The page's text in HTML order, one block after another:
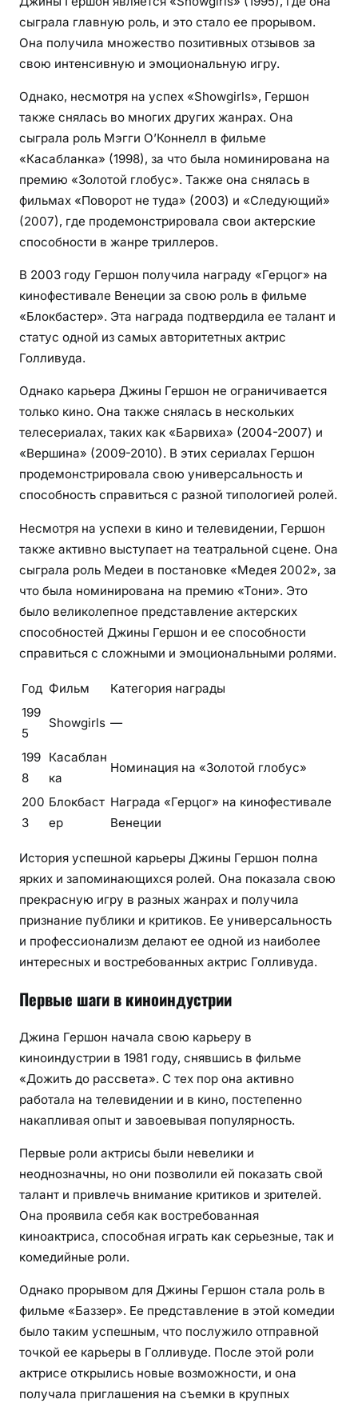
сыграла главную роль, и это стало ее прорывом.
Она получила множество позитивных отзывов за
свою интенсивную и эмоциональную игру.
Однако, несмотря на успех «Showgirls», Гершон
также снялась во многих других жанрах. Она
сыграла роль Мэгги О’Коннелл в фильме
«Касабланка» (1998), за что была номинирована на
премию «Золотой глобус». Также она снялась в
фильмах «Поворот не туда» (2003) и «Следующий»
(2007), где продемонстрировала свои актерские
способности в жанре триллеров.
В 2003 году Гершон получила награду «Герцог» на
кинофестивале Венеции за свою роль в фильме
«Блокбастер». Эта награда подтвердила ее талант и
статус одной из самых авторитетных актрис
Голливуда.
Однако карьера Джины Гершон не ограничивается
только кино. Она также снялась в нескольких
телесериалах, таких как «Барвиха» (2004-2007) и
«Вершина» (2009-2010). В этих сериалах Гершон
продемонстрировала свою универсальность и
способность справиться с разной типологией ролей.
Несмотря на успехи в кино и телевидении, Гершон
также активно выступает на театральной сцене. Она
сыграла роль Медеи в постановке «Медея 2002», за
что была номинирована на премию «Тони». Это
было великолепное представление актерских
способностей Джины Гершон и ее способности
справиться с сложными и эмоциональными ролями.
Год Фильм
Категория награды
199
5
Showgirls —
199
8
Касаблан
ка
Номинация на «Золотой глобус»
200
3
Блокбаст
ер
Награда «Герцог» на кинофестивале
Венеции
История успешной карьеры Джины Гершон полна
ярких и запоминающихся ролей. Она показала свою
прекрасную игру в разных жанрах и получила
признание публики и критиков. Ее универсальность
и профессионализм делают ее одной из наиболее
интересных и востребованных актрис Голливуда.
Первые шаги в киноиндустрии
Джина Гершон начала свою карьеру в
киноиндустрии в 1981 году, снявшись в фильме
«Дожить до рассвета». С тех пор она активно
работала на телевидении и в кино, постепенно
накапливая опыт и завоевывая популярность.
Первые роли актрисы были невелики и
неоднозначны, но они позволили ей показать свой
талант и привлечь внимание критиков и зрителей.
Она проявила себя как востребованная
киноактриса, способная играть как серьезные, так и
комедийные роли.
Однако прорывом для Джины Гершон стала роль в
фильме «Баззер». Ее представление в этой комедии
было таким успешным, что послужило отправной
точкой ее карьеры в Голливуде. После этой роли
актрисе открылись новые возможности, и она
получала приглашения на съемки в крупных